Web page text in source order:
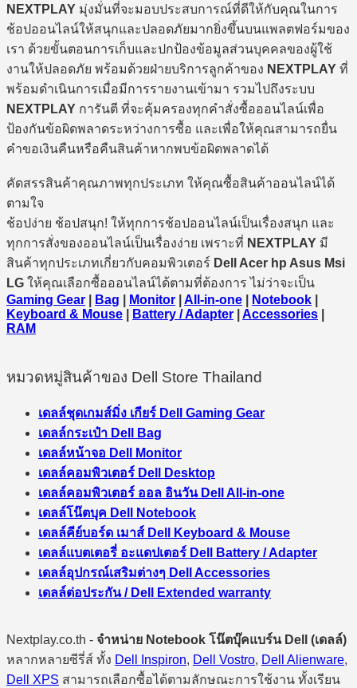
NEXTPLAY มุ่งมั่นที่จะมอบประสบการณ์ที่ดีให้กับคุณในการ
ช้อปออนไลน์ให้สนุกและปลอดภัยมากยิ่งขึ้นบนแพลตฟอร์มของ
เรา ด้วยขั้นตอนการเก็บและปกป้องข้อมูลส่วนบุคคลของผู้ใช้
งานให้ปลอดภัย พร้อมด้วยฝ่ายบริการลูกค้าของ NEXTPLAY ที่
พร้อมดำเนินการเมื่อมีการรายงานเข้ามา รวมไปถึงระบบ
NEXTPLAY การันตี ที่จะคุ้มครองทุกคำสั่งซื้อออนไลน์เพื่อ
ป้องกันข้อผิดพลาดระหว่างการซื้อ และเพื่อให้คุณสามารถยื่น
คำขอเงินคืนหรือคืนสินค้าหากพบข้อผิดพลาดได้
คัดสรรสินค้าคุณภาพทุกประเภท ให้คุณซื้อสินค้าออนไลน์ได้
ตามใจ
ช้อปง่าย ช้อปสนุก! ให้ทุกการช้อปออนไลน์เป็นเรื่องสนุก และ
ทุกการสั่งของออนไลน์เป็นเรื่องง่าย เพราะที่ NEXTPLAY มี
สินค้าทุกประเภทเกี่ยวกับคอมพิวเตอร์ Dell Acer hp Asus Msi
LG ให้คุณเลือกซื้อออนไลน์ได้ตามที่ต้องการ ไม่ว่าจะเป็น
Gaming Gear
Bag Monitor All-in-one Notebook
Keyboard & Mouse
Battery / Adapter Accessories
RAM
หมวดหมู่สินค้าของ Dell Store Thailand
เดลล์ชุดเกมส์มิ่ง เกียร์ Dell Gaming Gear
เดลล์กระเป๋า Dell Bag
เดลล์หน้าจอ Dell Monitor
เดลล์คอมพิวเตอร์ Dell Desktop
เดลล์คอมพิวเตอร์ ออล อินวัน Dell All-in-one
เดลล์โน๊ตบุค Dell Notebook
เดลล์คีย์บอร์ด เมาส์ Dell Keyboard & Mouse
เดลล์แบตเตอรี่ อะแดปเตอร์ Dell Battery / Adapter
เดลล์อุปกรณ์เสริมต่างๆ Dell Accessories
เดลล์ต่อประกัน / Dell Extended warranty
Nextplay.co.th - จำหน่าย Notebook โน๊ตบุ๊คแบร์น Dell (เดลล์)
หลากหลายซีรี่ส์ ทั้ง Dell Inspiron, Dell Vostro, Dell Alienware,
Dell XPS สามารถเลือกซื้อได้ตามลักษณะการใช้งาน ทั้งเรียน